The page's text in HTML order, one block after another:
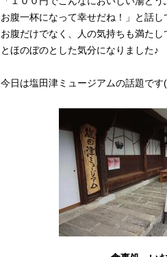
お腹一杯になって幸せだね！」と話し
お腹だけでなく、人の気持ちも満た
とほのぼのとした気分になりました♪
今日は塩田津ミュージアムの話題で